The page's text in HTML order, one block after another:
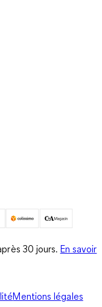
30 jours. En savoir
Mentions légales